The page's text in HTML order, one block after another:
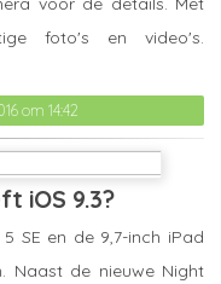
om 14:42
foto's en video's.
iOS 9.3?
SE en de 9,7-inch iPad
Naast de nieuwe Night